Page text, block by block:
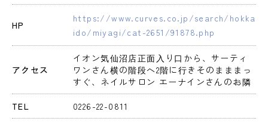
HP
https://www.curves.co.jp/search/hokka
ido/miyagi/cat-2651/91878.php
アクセス
イオン気仙沼店正面入り口から、サーティ
ワンさん横の階段へ2階に行きそのまままっ
すぐ、ネイルサロン エーナインさんのお隣
TEL 0226-22-0811